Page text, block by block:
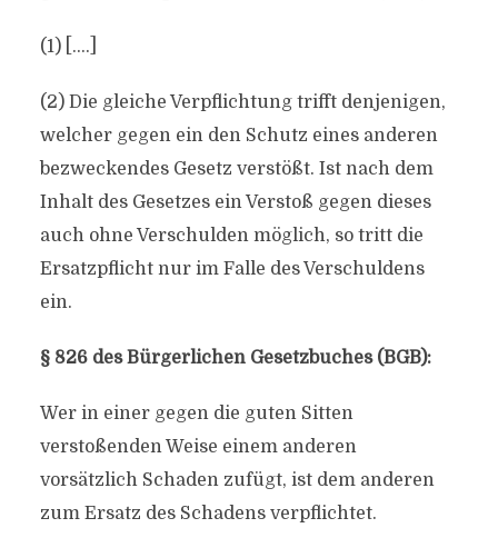
(1) [….]
(2) Die gleiche Verpflichtung trifft denjenigen,
welcher gegen ein den Schutz eines anderen
bezweckendes Gesetz verstößt. Ist nach dem
Inhalt des Gesetzes ein Verstoß gegen dieses
auch ohne Verschulden möglich, so tritt die
Ersatzpflicht nur im Falle des Verschuldens
ein.
§ 826 des Bürgerlichen Gesetzbuches (BGB):
Wer in einer gegen die guten Sitten
verstoßenden Weise einem anderen
vorsätzlich Schaden zufügt, ist dem anderen
zum Ersatz des Schadens verpflichtet.